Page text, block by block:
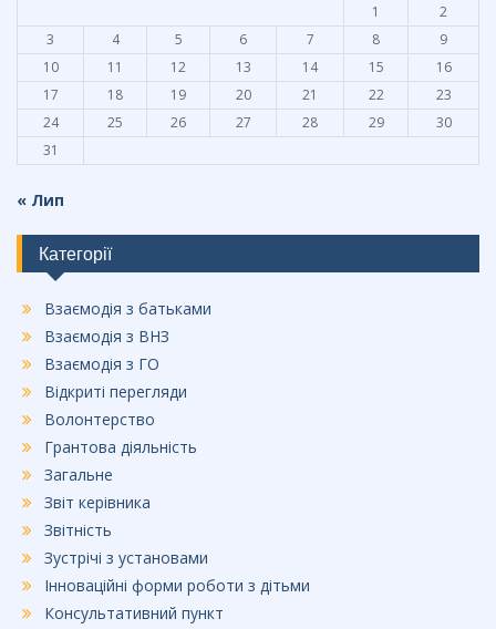
k 1
2
3
4 5 6 7 8
9
10
11 12 13 14 15
16
17
18 19 20 21 22
23
24
25 26 27 28 29
30
31
« Лип
Категорії
Взаємодія з батьками
Взаємодія з ВНЗ
Взаємодія з ГО
Відкриті перегляди
Волонтерство
Грантова діяльність
Загальне
Звіт керівника
Звітність
Зустрічі з установами
Інноваційні форми роботи з дітьми
Консультативний пункт